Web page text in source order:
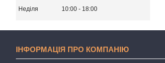
Неділя
10:00 18:00
ІНФОРМАЦІЯ ПРО КОМПАНІЮ